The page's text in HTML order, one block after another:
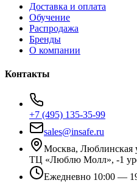
Доставка и оплата
Обучение
Распродажа
Бренды
О компании
Контакты
+7 (495) 135-35-99
sales@insafe.ru
Москва, Люблинская
ТЦ «Люблю Молл», -1
Ежедневно 10:00 —